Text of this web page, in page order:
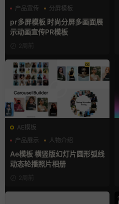
产品宣传
分屏模板
品牌宣传
pr多屏模板 时尚分屏多画面展
示动画宣传PR模板
2周前
AE模板
产品展示
人物介绍
团队介绍
Ae模板 横竖版幻灯片圆形弧线
动态轮播照片相册
2周前